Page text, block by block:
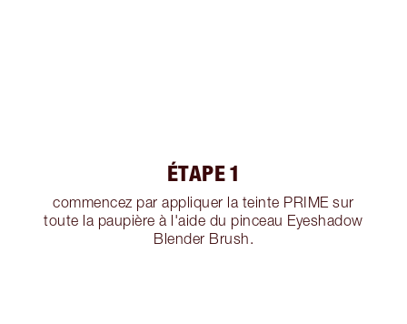
ÉTAPE 1
commencez par appliquer la teinte PRIME sur
toute la paupière à l'aide du pinceau Eyeshadow
Blender Brush.